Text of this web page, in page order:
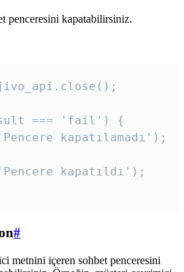
penceresini kapatabilirsiniz.
=== 'fail') {
kapatılamadı');
kapatıldı');
#
metnini içeren sohbet penceresini